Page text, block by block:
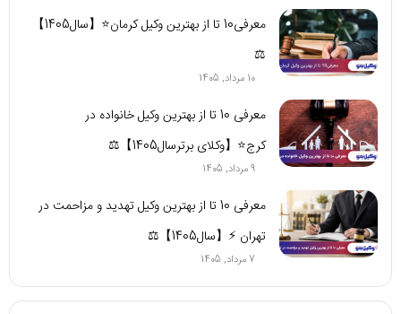
معرفی10 تا از بهترین وکیل کرمان⭐【سال1405】
⚖️
10 مرداد, 1405
معرفی 10 تا از بهترین وکیل خانواده در
کرج⭐【وکلای برترسال1405】⚖️
9 مرداد, 1405
معرفی 10 تا از بهترین وکیل تهدید و مزاحمت در
تهران ⚡【سال1405】⚖
7 مرداد, 1405